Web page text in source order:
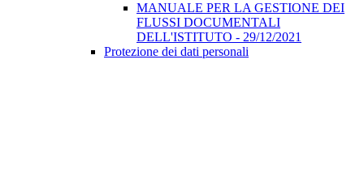
MANUALE PER LA GESTIONE DEI
FLUSSI DOCUMENTALI
DELL'ISTITUTO - 29/12/2021
Protezione dei dati personali